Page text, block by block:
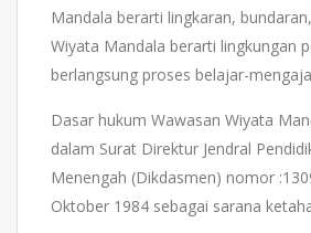
Mandala berarti lingkaran,
Wiyata Mandala berarti lingkungan
berlangsung proses belajar-
Dasar hukum Wawasan Wiyata
dalam Surat Direktur Jendral
Menengah (Dikdasmen) nomor
Oktober 1984 sebagai sarana